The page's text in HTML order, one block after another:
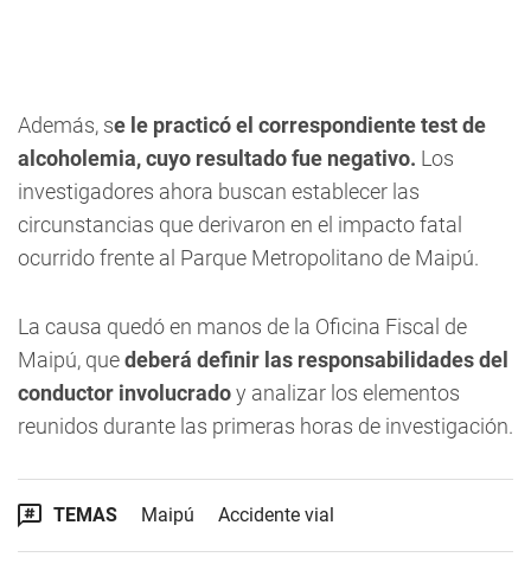
Además, se le practicó el correspondiente test de
alcoholemia, cuyo resultado fue negativo. Los
investigadores ahora buscan establecer las
circunstancias que derivaron en el impacto fatal
ocurrido frente al Parque Metropolitano de Maipú.
La causa quedó en manos de la Oficina Fiscal de
Maipú, quedeberá definir las responsabilidades del
conductor involucradoy analizar los elementos
reunidos durante las primeras horas de investigación.
TEMAS Maipú Accidente vial